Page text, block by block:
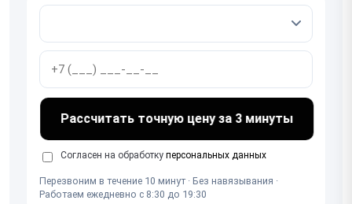
Рассчитать точную цену за 3 минуты
Согласен на обработку персональных данных
Перезвоним в течение 10 минут · Без навязывания ·
Работаем ежедневно с 8:30 до 19:30